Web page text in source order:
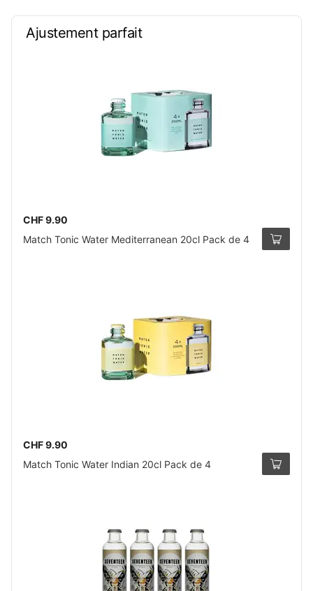
Ajustement parfait
CHF 9.90
Match Tonic Water Mediterranean 20cl Pack de 4
CHF 9.90
Match Tonic Water Indian 20cl Pack de 4